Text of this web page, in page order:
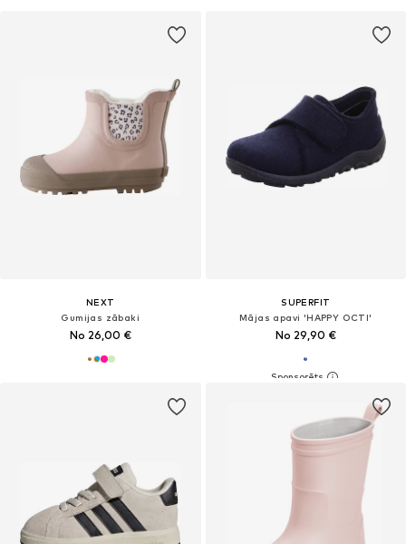
NEXT
Gumijas zābaki
No 26,00 €
SUPERFIT
Mājas apavi 'HAPPY OCTI'
No 29,90 €